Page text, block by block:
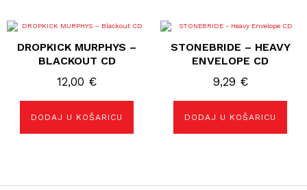
DROPKICK MURPHYS ‎–
BLACKOUT CD
12,00 €
DODAJ U KOŠARICU
STONEBRIDE – HEAVY
ENVELOPE CD
9,29 €
DODAJ U KOŠARICU